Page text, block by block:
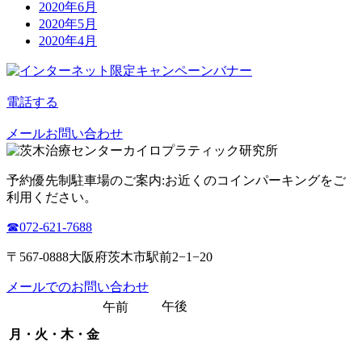
2020年6月
2020年5月
2020年4月
電話する
メールお問い合わせ
予約優先制 駐車場のご案内:お近くのコインパーキングをご
利用ください。
☎︎072-621-7688
〒567-0888大阪府茨木市駅前2−1−20
メールでのお問い合わせ
月・火・木・金
午前 午後